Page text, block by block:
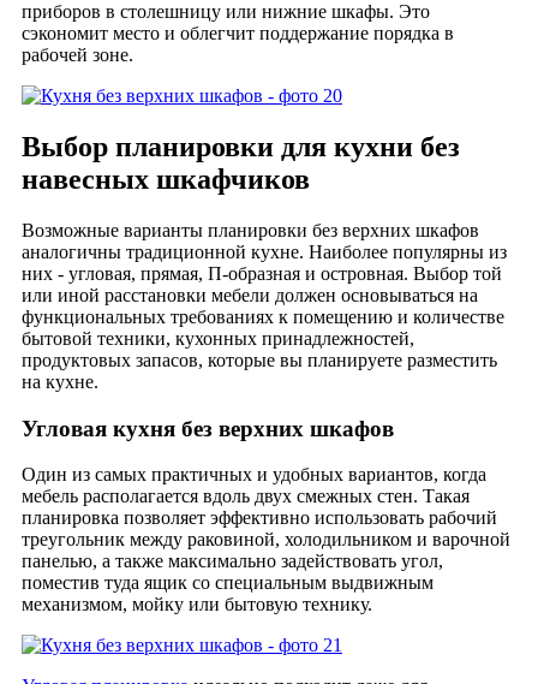
приборов в столешницу или нижние шкафы. Это
сэкономит место и облегчит поддержание порядка в
рабочей зоне.
Выбор планировки для кухни без
навесных шкафчиков
Возможные варианты планировки без верхних шкафов
аналогичны традиционной кухне. Наиболее популярны из
них - угловая, прямая, П-образная и островная. Выбор той
или иной расстановки мебели должен основываться на
функциональных требованиях к помещению и количестве
бытовой техники, кухонных принадлежностей,
продуктовых запасов, которые вы планируете разместить
на кухне.
Угловая кухня без верхних шкафов
Один из самых практичных и удобных вариантов, когда
мебель располагается вдоль двух смежных стен. Такая
планировка позволяет эффективно использовать рабочий
треугольник между раковиной, холодильником и варочной
панелью, а также максимально задействовать угол,
поместив туда ящик со специальным выдвижным
механизмом, мойку или бытовую технику.